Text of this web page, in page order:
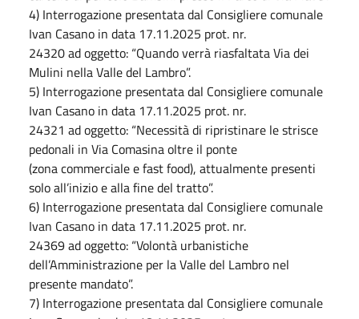
4) Interrogazione presentata dal Consigliere comunale
Ivan Casano in data 17.11.2025 prot. nr.
24320 ad oggetto: “Quando verrà riasfaltata Via dei
Mulini nella Valle del Lambro”.
5) Interrogazione presentata dal Consigliere comunale
Ivan Casano in data 17.11.2025 prot. nr.
24321 ad oggetto: “Necessità di ripristinare le strisce
pedonali in Via Comasina oltre il ponte
(zona commerciale e fast food), attualmente presenti
solo all’inizio e alla fine del tratto”.
6) Interrogazione presentata dal Consigliere comunale
Ivan Casano in data 17.11.2025 prot. nr.
24369 ad oggetto: “Volontà urbanistiche
dell’Amministrazione per la Valle del Lambro nel
presente mandato”.
7) Interrogazione presentata dal Consigliere comunale